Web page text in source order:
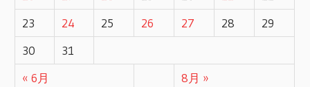
« 6月 8月 »
23
24 25 26 27 28
29
30
31